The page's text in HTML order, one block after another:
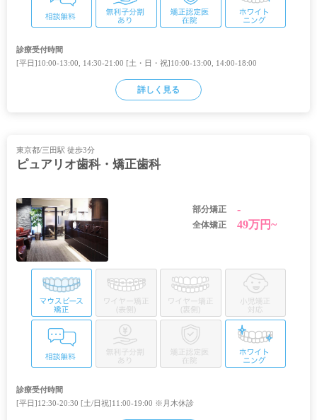
診療受付時間
[平日]10:00-13:00, 14:30-21:00 [土・日・祝]10:00-13:00, 14:00-18:00
詳しく見る
東京都/三田駅 徒歩3分
ピュアリオ歯科・矯正歯科
部分矯正 -
全体矯正 49万円~
診療受付時間
[平日]12:30-20:30 [土/日祝]11:00-19:00 ※月木休診